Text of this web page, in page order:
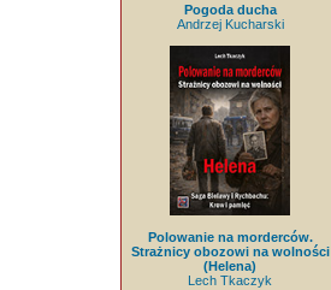
Pogoda ducha
Andrzej Kucharski
Polowanie na morderców.
Strażnicy obozowi na wolności
(Helena)
Lech Tkaczyk